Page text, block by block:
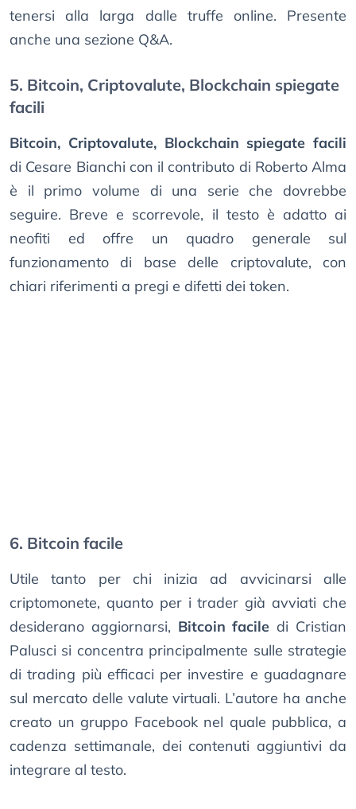
tenersi alla larga dalle truffe online. Presente
anche una sezione Q&A.
5. Bitcoin, Criptovalute, Blockchain spiegate
facili
Bitcoin, Criptovalute, Blockchain spiegate facili
di Cesare Bianchi con il contributo di Roberto Alma
è il primo volume di una serie che dovrebbe
seguire. Breve e scorrevole, il testo è adatto ai
neofiti ed offre un quadro generale sul
funzionamento di base delle criptovalute, con
chiari riferimenti a pregi e difetti dei token.
6. Bitcoin facile
Utile tanto per chi inizia ad avvicinarsi alle
criptomonete, quanto per i trader già avviati che
desiderano aggiornarsi, Bitcoin facile di Cristian
Palusci si concentra principalmente sulle strategie
di trading più efficaci per investire e guadagnare
sul mercato delle valute virtuali. L’autore ha anche
creato un gruppo Facebook nel quale pubblica, a
cadenza settimanale, dei contenuti aggiuntivi da
integrare al testo.